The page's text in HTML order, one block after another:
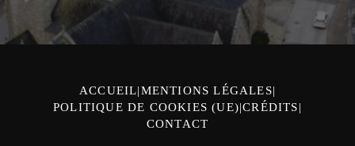
ACCUEIL MENTIONS LÉGALES
POLITIQUE DE COOKIES (UE) CRÉDITS
CONTACT